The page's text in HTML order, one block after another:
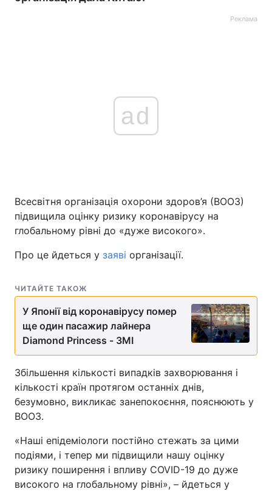
Реклама
ad
Всесвітня організація охорони здоров’я (ВООЗ)
підвищила оцінку ризику коронавірусу на
глобальному рівні до «дуже високого».
Про це йдеться у заяві організації.
ЧИТАЙТЕ ТАКОЖ
У Японії від коронавірусу помер
ще один пасажир лайнера
Diamond Princess - ЗМІ
Збільшення кількості випадків захворювання і
кількості країн протягом останніх днів,
безумовно, викликає занепокоєння, пояснюють у
ВООЗ.
«Наші епідеміологи постійно стежать за цими
подіями, і тепер ми підвищили нашу оцінку
ризику поширення і впливу COVID-19 до дуже
високого на глобальному рівні», – йдеться у